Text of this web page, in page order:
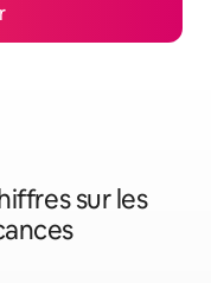
sur les